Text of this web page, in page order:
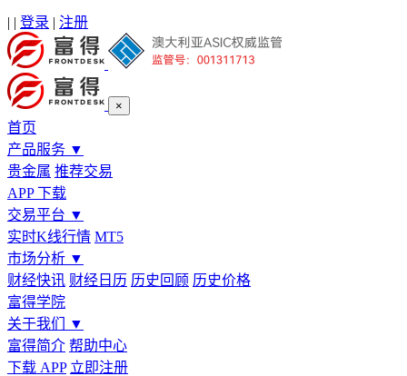
| | 登录 | 注册
×
首页
产品服务 ▼
贵金属 推荐交易
APP 下载
交易平台 ▼
实时K线行情 MT5
市场分析 ▼
财经快讯 财经日历 历史回顾 历史价格
富得学院
关于我们
▼
富得简介 帮助中心
下载 APP 立即注册